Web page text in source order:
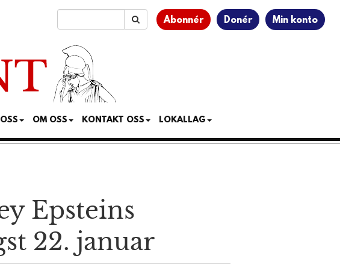
Abonnér Donér Min konto
OM OSS KONTAKT OSS LOKALLAG
Epsteins
22. januar